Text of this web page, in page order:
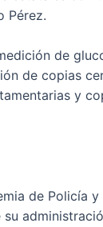
Pérez.
de
de copias
y
de Policía